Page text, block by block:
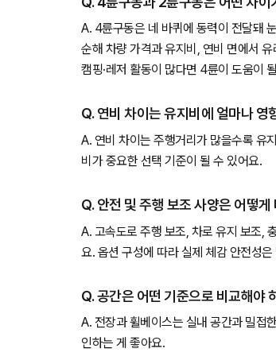
A. 4륜구동은 네 바퀴에 동력이 전달돼
순해 차량 가격과 유지비, 연비 면에서
캠핑·레저 활동이 많다면 4륜이 도움이
Q. 연비 차이는 유지비에 얼마나 영
A. 연비 차이는 주행거리가 많을수록 유
비가 중요한 선택 기준이 될 수 있어요.
Q. 안전 및 주행 보조 사양은 어떻
A. 고속도로 주행 보조, 차로 유지 보조,
요. 옵션 구성에 따라 실제 체감 안전성
Q. 공간은 어떤 기준으로 비교해야
A. 전장과 휠베이스는 실내 공간과 밀접
인하는 게 좋아요.